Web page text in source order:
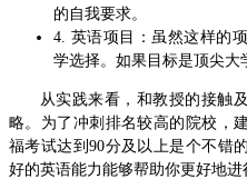
的自我要求。
4. 英语项目：虽然这样的
学选择。如果目标是顶尖大
从实践来看，和教授的接触
略。为了冲刺排名较高的院校，
福考试达到90分及以上是个不错
好的英语能力能够帮助你更好地进